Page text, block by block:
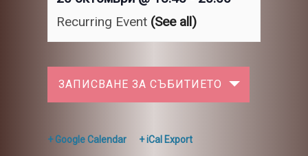
Recurring Event (See all)
ЗАПИСВАНЕ ЗА СЪБИТИЕТО
+ Google Calendar + iCal Export